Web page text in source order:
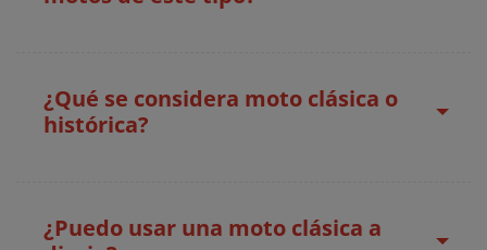
¿Qué se considera moto clásica o
histórica?
¿Puedo usar una moto clásica a